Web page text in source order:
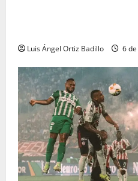
Luis Ángel Ortiz Badillo 6